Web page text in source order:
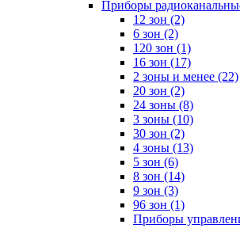
Приборы
12 зон (2)
6 зон (2)
120 зон (1)
16 зон (17)
2 зоны и менее (22)
20 зон (2)
24 зоны (8)
3 зоны (10)
30 зон (2)
4 зоны (13)
5 зон (6)
8 зон (14)
9 зон (3)
96 зон (1)
Приборы